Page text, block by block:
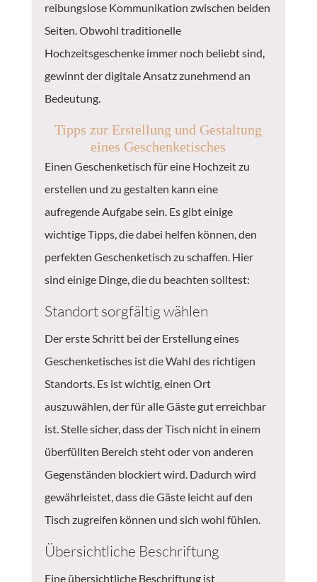
reibungslose Kommunikation zwischen beiden
Seiten. Obwohl traditionelle
Hochzeitsgeschenke immer noch beliebt sind,
gewinnt der digitale Ansatz zunehmend an
Bedeutung.
Tipps zur Erstellung und Gestaltung
eines Geschenketisches
Einen Geschenketisch für eine Hochzeit zu
erstellen und zu gestalten kann eine
aufregende Aufgabe sein. Es gibt einige
wichtige Tipps, die dabei helfen können, den
perfekten Geschenketisch zu schaffen. Hier
sind einige Dinge, die du beachten solltest:
Standort sorgfältig wählen
Der erste Schritt bei der Erstellung eines
Geschenketisches ist die Wahl des richtigen
Standorts. Es ist wichtig, einen Ort
auszuwählen, der für alle Gäste gut erreichbar
ist. Stelle sicher, dass der Tisch nicht in einem
überfüllten Bereich steht oder von anderen
Gegenständen blockiert wird. Dadurch wird
gewährleistet, dass die Gäste leicht auf den
Tisch zugreifen können und sich wohl fühlen.
Übersichtliche Beschriftung
Eine übersichtliche Beschriftung ist